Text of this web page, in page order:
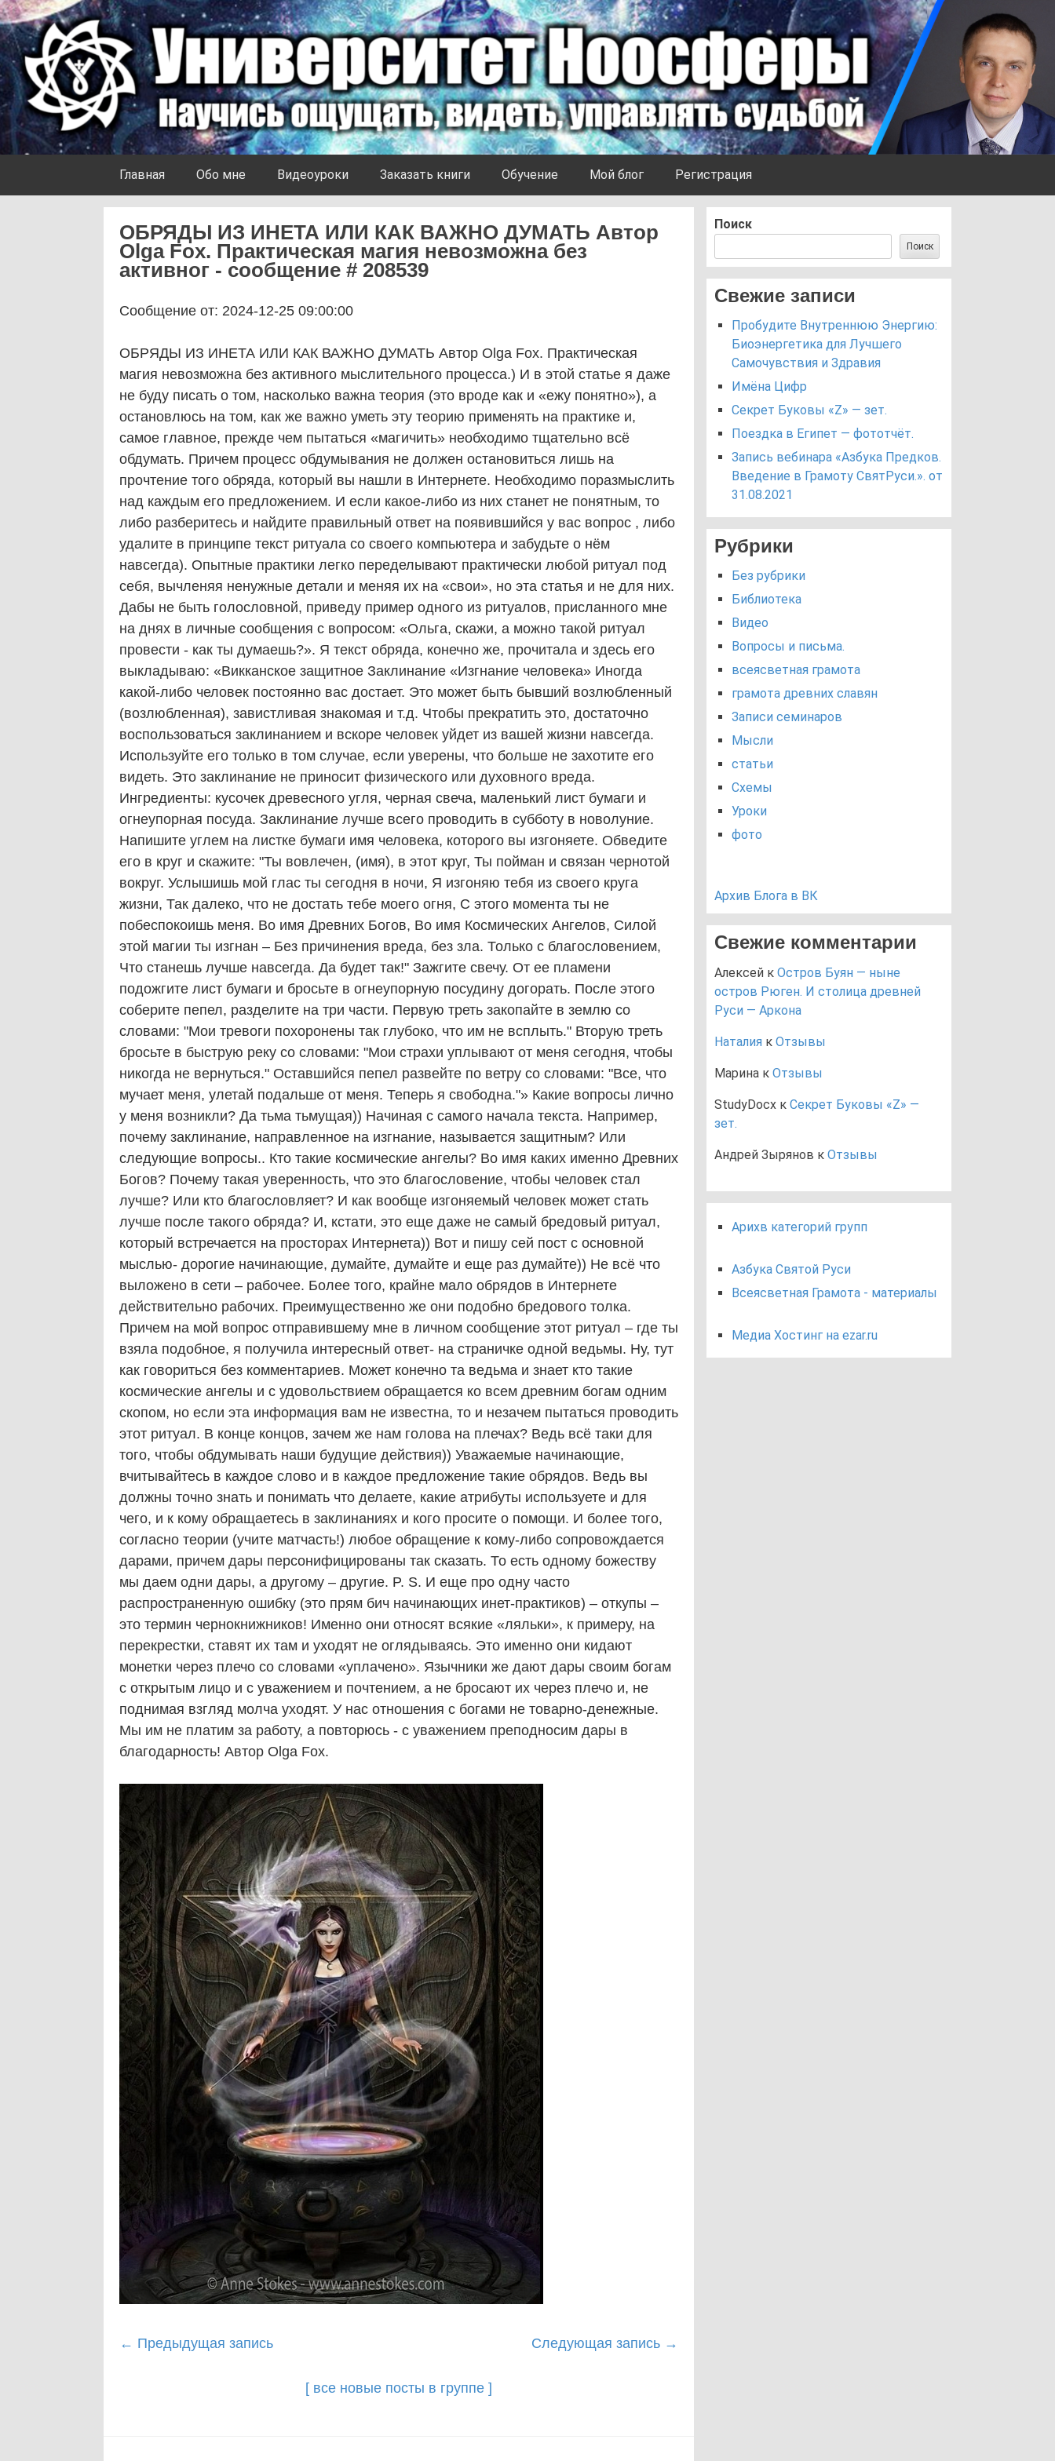
Университет Ноосферы
Главная Обо мне Видеоуроки Заказать книги Обучение Мой блог Регистрация
ОБРЯДЫ ИЗ ИНЕТА ИЛИ КАК ВАЖНО ДУМАТЬ Автор
Olga Fox. Практическая магия невозможна без
активног - сообщение # 208539
Сообщение от: 2024-12-25 09:00:00
ОБРЯДЫ ИЗ ИНЕТА ИЛИ КАК ВАЖНО ДУМАТЬ Автор Olga Fox. Практическая
магия невозможна без активного мыслительного процесса.) И в этой статье я даже
не буду писать о том, насколько важна теория (это вроде как и «ежу понятно»), а
остановлюсь на том, как же важно уметь эту теорию применять на практике и,
самое главное, прежде чем пытаться «магичить» необходимо тщательно всё
обдумать. Причем процесс обдумывания не должен остановиться лишь на
прочтение того обряда, который вы нашли в Интернете. Необходимо поразмыслить
над каждым его предложением. И если какое-либо из них станет не понятным, то
либо разберитесь и найдите правильный ответ на появившийся у вас вопрос , либо
удалите в принципе текст ритуала со своего компьютера и забудьте о нём
навсегда). Опытные практики легко переделывают практически любой ритуал под
себя, вычленяя ненужные детали и меняя их на «свои», но эта статья и не для них.
Дабы не быть голословной, приведу пример одного из ритуалов, присланного мне
на днях в личные сообщения с вопросом: «Ольга, скажи, а можно такой ритуал
провести - как ты думаешь?». Я текст обряда, конечно же, прочитала и здесь его
выкладываю: «Викканское защитное Заклинание «Изгнание человека» Иногда
какой-либо человек постоянно вас достает. Это может быть бывший возлюбленный
(возлюбленная), завистливая знакомая и т.д. Чтобы прекратить это, достаточно
воспользоваться заклинанием и вскоре человек уйдет из вашей жизни навсегда.
Используйте его только в том случае, если уверены, что больше не захотите его
видеть. Это заклинание не приносит физического или духовного вреда.
Ингредиенты: кусочек древесного угля, черная свеча, маленький лист бумаги и
огнеупорная посуда. Заклинание лучше всего проводить в субботу в новолуние.
Напишите углем на листке бумаги имя человека, которого вы изгоняете. Обведите
его в круг и скажите: "Ты вовлечен, (имя), в этот круг, Ты пойман и связан чернотой
вокруг. Услышишь мой глас ты сегодня в ночи, Я изгоняю тебя из своего круга
жизни, Так далеко, что не достать тебе моего огня, С этого момента ты не
побеспокоишь меня. Во имя Древних Богов, Во имя Космических Ангелов, Силой
этой магии ты изгнан – Без причинения вреда, без зла. Только с благословением,
Что станешь лучше навсегда. Да будет так!" Зажгите свечу. От ее пламени
подожгите лист бумаги и бросьте в огнеупорную посудину догорать. После этого
соберите пепел, разделите на три части. Первую треть закопайте в землю со
словами: "Мои тревоги похоронены так глубоко, что им не всплыть." Вторую треть
бросьте в быструю реку со словами: "Мои страхи уплывают от меня сегодня, чтобы
никогда не вернуться." Оставшийся пепел развейте по ветру со словами: "Все, что
мучает меня, улетай подальше от меня. Теперь я свободна."» Какие вопросы лично
у меня возникли? Да тьма тьмущая)) Начиная с самого начала текста. Например,
почему заклинание, направленное на изгнание, называется защитным? Или
следующие вопросы.. Кто такие космические ангелы? Во имя каких именно Древних
Богов? Почему такая уверенность, что это благословение, чтобы человек стал
лучше? Или кто благословляет? И как вообще изгоняемый человек может стать
лучше после такого обряда? И, кстати, это еще даже не самый бредовый ритуал,
который встречается на просторах Интернета)) Вот и пишу сей пост с основной
мыслью- дорогие начинающие, думайте, думайте и еще раз думайте)) Не всё что
выложено в сети – рабочее. Более того, крайне мало обрядов в Интернете
действительно рабочих. Преимущественно же они подобно бредового толка.
Причем на мой вопрос отправившему мне в личном сообщение этот ритуал – где ты
взяла подобное, я получила интересный ответ- на страничке одной ведьмы. Ну, тут
как говориться без комментариев. Может конечно та ведьма и знает кто такие
космические ангелы и с удовольствием обращается ко всем древним богам одним
скопом, но если эта информация вам не известна, то и незачем пытаться проводить
этот ритуал. В конце концов, зачем же нам голова на плечах? Ведь всё таки для
того, чтобы обдумывать наши будущие действия)) Уважаемые начинающие,
вчитывайтесь в каждое слово и в каждое предложение такие обрядов. Ведь вы
должны точно знать и понимать что делаете, какие атрибуты используете и для
чего, и к кому обращаетесь в заклинаниях и кого просите о помощи. И более того,
согласно теории (учите матчасть!) любое обращение к кому-либо сопровождается
дарами, причем дары персонифицированы так сказать. То есть одному божеству
мы даем одни дары, а другому – другие. P. S. И еще про одну часто
распространенную ошибку (это прям бич начинающих инет-практиков) – откупы –
это термин чернокнижников! Именно они относят всякие «ляльки», к примеру, на
перекрестки, ставят их там и уходят не оглядываясь. Это именно они кидают
монетки через плечо со словами «уплачено». Язычники же дают дары своим богам
с открытым лицо и с уважением и почтением, а не бросают их через плечо и, не
поднимая взгляд молча уходят. У нас отношения с богами не товарно-денежные.
Мы им не платим за работу, а повторюсь - с уважением преподносим дары в
благодарность! Автор Olga Fox.
Post
← Предыдущая запись Следующая запись →
[ все новые посты в группе ]
Поиск
Поиск
Свежие записи
Пробудите Внутреннюю Энергию:
Биоэнергетика для Лучшего
Самочувствия и Здравия
Имёна Цифр
Секрет Буковы «Z» — зет.
Поездка в Египет — фототчёт.
Запись вебинара «Азбука Предков.
Введение в Грамоту СвятРуси.». от
31.08.2021
Рубрики
Без рубрики
Библиотека
Видео
Вопросы и письма.
всеясветная грамота
грамота древних славян
Записи семинаров
Мысли
статьи
Схемы
Уроки
фото
Архив Блога в ВК
Свежие комментарии
Алексей к Остров Буян — ныне
остров Рюген. И столица древней
Руси — Аркона
Наталия к Отзывы
Марина к Отзывы
StudyDocx к Секрет Буковы «Z» —
зет.
Андрей Зырянов к Отзывы
Арихв категорий групп
Азбука Святой Руси
Всеясветная Грамота - материалы
Медиа Хостинг на ezar.ru